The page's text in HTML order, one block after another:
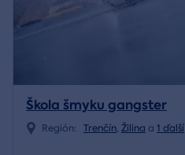
Škola šmyku gangster
Región: Trenčín, Žilina a 1 ďalší